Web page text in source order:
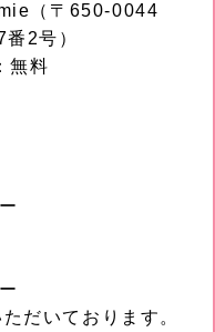
（〒650-0044
2号）
無料
だいております。